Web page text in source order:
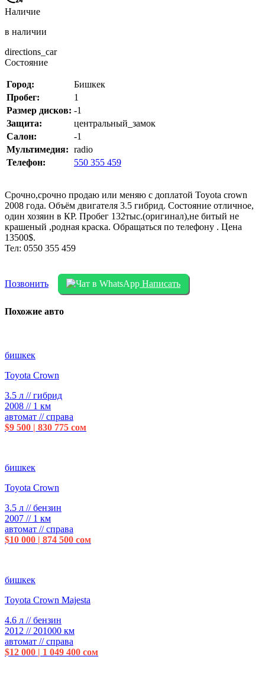
Наличие
в наличии
directions_car
Состояние
Город:
Бишкек
Пробег:
1
Размер дисков: -1
Защита:
центральный_замок
Салон:
-1
Мультимедия: radio
Телефон:
550 355 459
Срочно,срочно продаю или меняю с доплатой Toyota crown
2008 года. Объём двигателя 3.5 гибрид. Состояние отличное,
один хозяин в КР. Пробег 132тыс.(оригинал),не битый не
крашеный ,родная краска. Обращаться по телефону . Цена
13500$.
Тел: 0550 355 459
Позвонить Написать
Похожие авто
бишкек
Toyota Crown
3.5 л // гибрид
2008 // 1 км
автомат // справа
$9 500 | 830 775 сом
бишкек
Toyota Crown
3.5 л // бензин
2007 // 1 км
автомат // справа
$10 000 | 874 500 сом
бишкек
Toyota Crown Majesta
4.6 л // бензин
2012 // 201000 км
автомат // справа
$12 000 | 1 049 400 сом